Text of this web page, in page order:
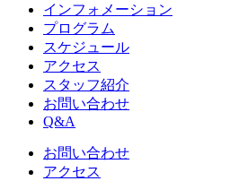
インフォメーション
プログラム
スケジュール
アクセス
スタッフ紹介
お問い合わせ
Q&A
お問い合わせ
アクセス